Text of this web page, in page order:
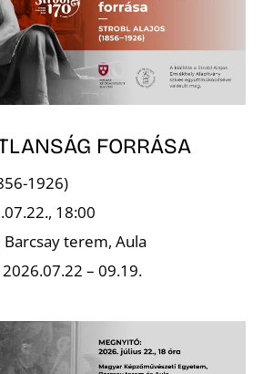
FORRÁSA
1926)
18:00
terem, Aula
– 09.19.